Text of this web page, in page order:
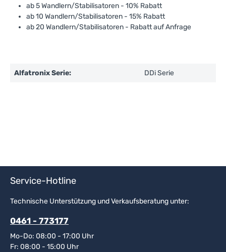
ab 5 Wandlern/Stabilisatoren - 10% Rabatt
ab 10 Wandlern/Stabilisatoren - 15% Rabatt
ab 20 Wandlern/Stabilisatoren - Rabatt auf Anfrage
Alfatronix Serie: DDi Serie
Service-Hotline
Technische Unterstützung und Verkaufsberatung unter:
0461 - 773177
Mo-Do: 08:00 - 17:00 Uhr
Fr: 08:00 - 15:00 Uhr